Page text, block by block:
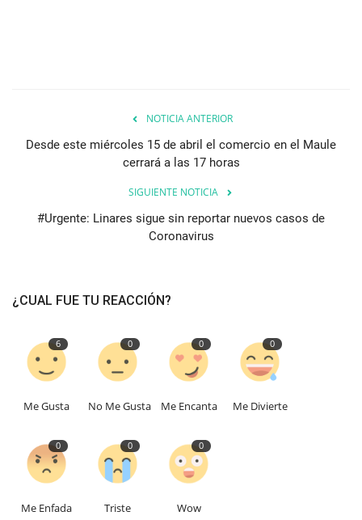
NOTICIA ANTERIOR
Desde este miércoles 15 de abril el comercio en el Maule
cerrará a las 17 horas
SIGUIENTE NOTICIA
#Urgente: Linares sigue sin reportar nuevos casos de
Coronavirus
¿CUAL FUE TU REACCIÓN?
6
Me Gusta
0
No Me Gusta
0
Me Encanta
0
Me Divierte
0
Me Enfada
0
Triste
0
Wow